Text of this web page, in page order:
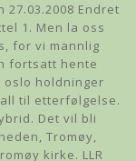
Endret
1. Men la oss
for vi mannlig
fortsatt hente
holdninger
til etterfølgelse.
Det vil bli
Tromøy,
kirke. LLR